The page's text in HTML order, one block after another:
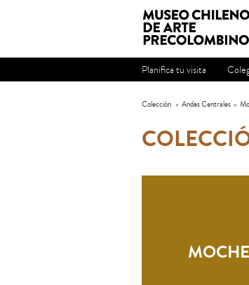
Planifica tu visita
Colección » Andes Centrales »
MOCHE